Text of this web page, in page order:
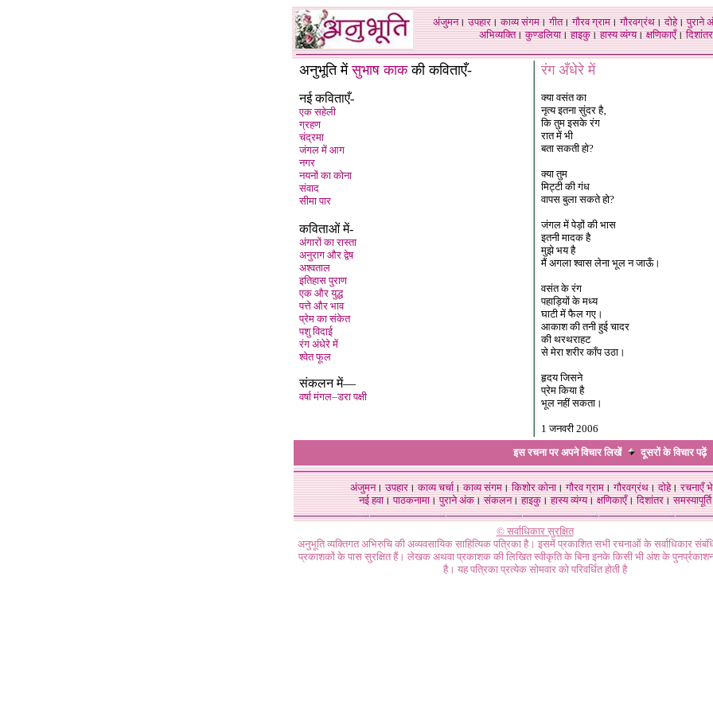
अंजुमन।उपहार।काव्य संगम।गीत।गौरव ग्राम।गौरवग्रंथ।दोहे।पुराने
अभिव्यक्ति।कुण्डलिया।हाइकु।हास्य व्यंग्य।क्षणिकाएँ।दिशांतर
अनुभूति मेंसुभाष काक की कविताएँ-
नई कविताएँ-
एक सहेली
ग्रहण
चंद्रमा
जंगल में आग
नगर
नयनों का कोना
संवाद
सीमा पार
कविताओं में-
अंगारों का रास्ता
अनुराग और द्वेष
अश्वताल
इतिहास पुराण
एक और युद्ध
पत्ते और भाव
प्रेम का संकेत
पशु विदाई
रंग अंधेरे में
श्वेत फूल
संकलन में—
वर्षा मंगल–डरा पक्षी
रंग अँधेरे में
क्या वसंत का
नृत्य इतना सुंदर है‚
कि तुम इसके रंग
रात में भी
बता सकती हो?
क्या तुम
मिट्टी की गंध
वापस बुला सकते हो?
जंगल में पेड़ों की भास
इतनी मादक है
मुझे भय है
मैं अगला श्वास लेना भूल न जाऊँ।
वसंत के रंग
पहाड़ियों के मध्य
घाटी में फैल गए।
आकाश की तनी हुई चादर
की थरथराहट
से मेरा शरीर काँप उठा।
हृदय जिसने
प्रेम किया है
भूल नहीं सकता।
1 जनवरी 2006
इस रचना पर अपने विचार लिखें
दूसरों के विचारपढ़ें
अंजुमन।उपहार।काव्य चर्चा।काव्य संगम।किशोर कोना।गौरव ग्राम।गौरवग्रंथ।दोहे।रचनाएँ
नई हवा। पाठकनामा। पुराने अंक। संकलन। हाइकु। हास्य व्यंग्य। क्षणिकाएँ। दिशांतर। समस्यापूर्ति
© सर्वाधिकार सुरक्षित
अनुभूति व्यक्तिगत अभिरुचि की अव्यवसायिक साहित्यिक पत्रिका है। इसमें प्रकाशित सभी रचनाओं के सर्वाधिकार
प्रकाशकों के पास सुरक्षित हैं। लेखक अथवा प्रकाशक की लिखित स्वीकृति के बिना इनके किसी भी अंश के
है। यह पत्रिका प्रत्येक सोमवार को परिवर्धित होती है